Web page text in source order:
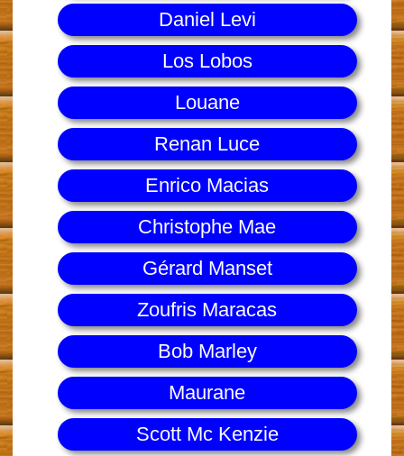
Daniel Levi
Los Lobos
Louane
Renan Luce
Enrico Macias
Christophe Mae
Gérard Manset
Zoufris Maracas
Bob Marley
Maurane
Scott Mc Kenzie